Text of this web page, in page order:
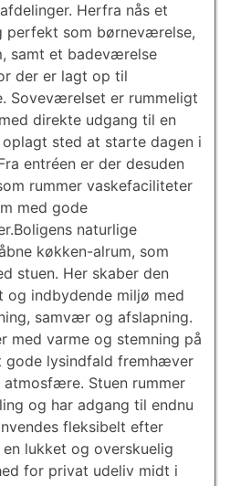
Herfra nås et
perfekt som børneværelse,
samt et badeværelse
der er lagt op til
Soveværelset er rummeligt
direkte udgang til en
sted at starte dagen i
entréen er der desuden
rummer vaskefaciliteter
med gode
naturlige
køkken-alrum, som
stuen. Her skaber den
og indbydende miljø med
samvær og afslapning.
med varme og stemning på
gode lysindfald fremhæver
atmosfære. Stuen rummer
og har adgang til endnu
fleksibelt efter
lukket og overskuelig
for privat udeliv midt i